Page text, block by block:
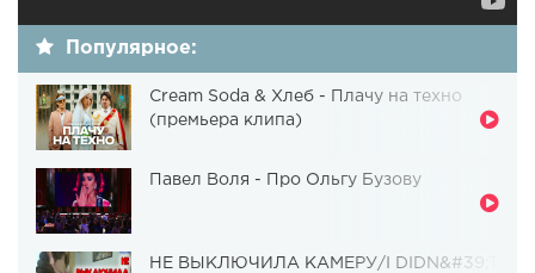
Популярное:
Cream Soda & Хлеб - Плачу на техно
(премьера клипа)
Павел Воля - Про Ольгу Бузову
НЕ ВЫКЛЮЧИЛА КАМЕРУ/I DIDN&#39;T